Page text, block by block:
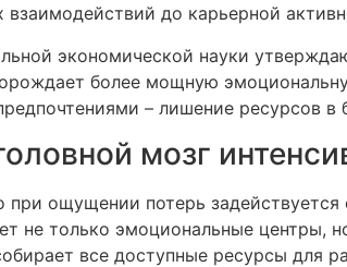
до карьерной
экономической науки
более мощную
– лишение ресурсов в
мозг
при ощущении потерь
не только эмоциональные центры,
все доступные ресурсы для